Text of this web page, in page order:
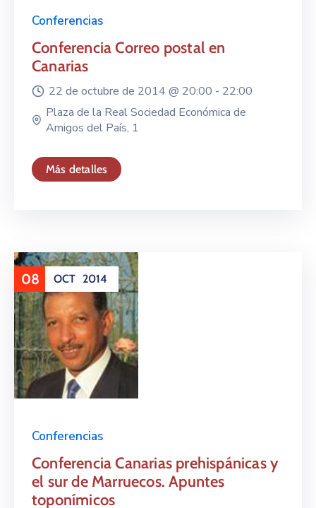
Conferencias
Conferencia Correo postal en
Canarias
22 de octubre de 2014 @ 20:00 - 22:00
Plaza de la Real Sociedad Económica de
Amigos del País, 1
Más detalles
08 OCT 2014
Conferencias
Conferencia Canarias prehispánicas y
el sur de Marruecos. Apuntes
toponímicos